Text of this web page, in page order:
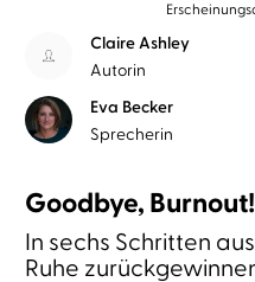
Claire Ashley
Autorin
Eva Becker
Sprecherin
Goodbye, Burnout!
In sechs Schritten
Ruhe